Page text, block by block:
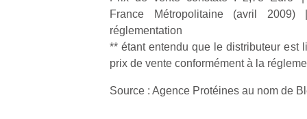
France Métropolitaine (avril
réglementation
** étant entendu que le distributeur est
prix de vente conformément à la
Source : Agence Protéines au nom de
trottinette
mécanique
Beeper
Les
débordent
grands et
Durant les
vacances
et avec le